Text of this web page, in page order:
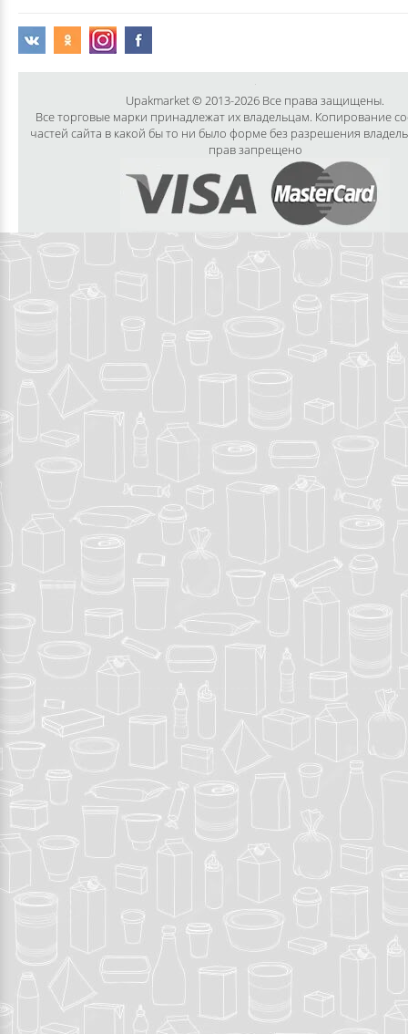
Upakmarket © 2013-2026 Все права защищены.
Все торговые марки принадлежат их владельцам. Копирование
частей сайта в какой бы то ни было форме без разрешения
прав запрещено